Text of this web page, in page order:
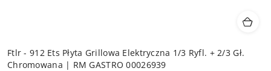
Ftlr - 912 Ets Płyta Grillowa Elektryczna 1/3 Ryfl. + 2/3 Gł.
Chromowana | RM GASTRO 00026939